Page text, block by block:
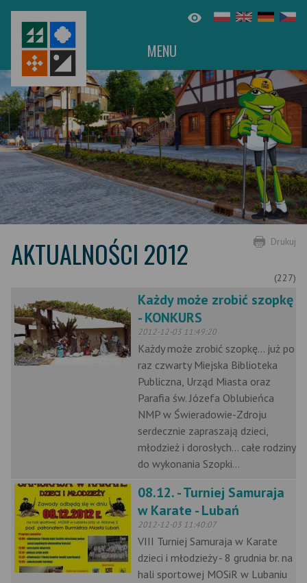
MENU
Drukuj
AKTUALNOŚCI 2012
(227)
Każdy może zrobić szopkę
- KONKURS
2012-12-03 11:49:20
Każdy może zrobić szopkę... już po
raz czwarty Miejska Biblioteka
Publiczna, Urząd Miasta oraz
Parafia św. Józefa Oblubieńca
NMP w Świeradowie-Zdroju
serdecznie zapraszają dzieci,
młodzież i dorosłych... całe rodziny
do wykonania Szopki...
08.12. - Turniej Samuraja
w Karate - Lubań
2012-12-03 11:40:07
VIII Turniej Samuraja w Karate
dzieci i młodzieży - 8 grudnia br. na
hali sportowej MOSiR w Lubaniu